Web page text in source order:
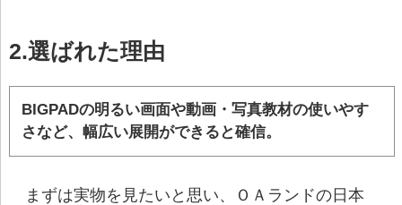
2.選ばれた理由
BIGPADの明るい画面や動画・写真教材の使いやす
さなど、幅広い展開ができると確信。
まずは実物を見たいと思い、ＯＡランドの日本